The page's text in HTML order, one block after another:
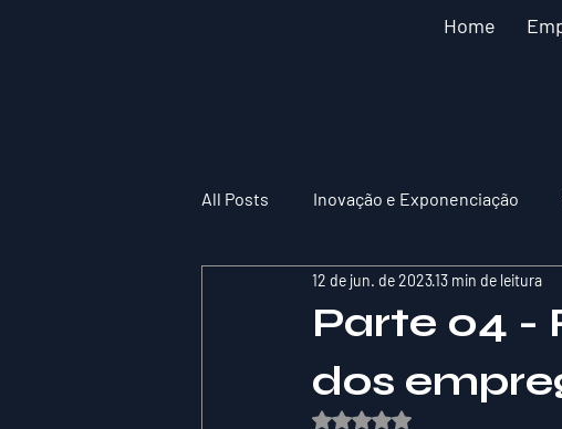
Home
All Posts Inovação e Exponenciação
Parte 04 -
dos
12 de jun. de 202313 min de leitura
Avaliado com NaN de 5